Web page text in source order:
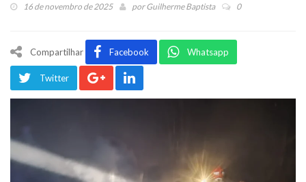
16 de novembro de 2025 porGuilherme Baptista 0
Compartilhar Facebook Whatsapp
Twitter